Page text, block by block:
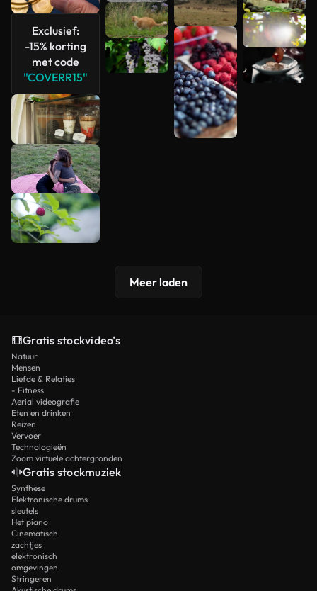
Exclusief:
-15% korting
met code
"COVERR15"
bekijken
Meer laden
Gratis stockvideo’s
Natuur
Mensen
Liefde & Relaties
- Fitness
Aerial videografie
Eten en drinken
Reizen
Vervoer
Technologieën
Zoom virtuele achtergronden
Gratis stockmuziek
Synthese
Elektronische drums
sleutels
Het piano
Cinematisch
zachtjes
elektronisch
omgevingen
Stringeren